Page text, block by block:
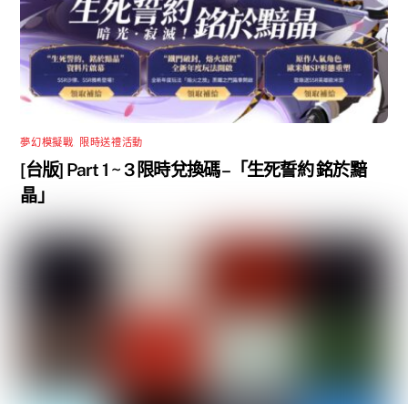
夢幻模擬戰 限時送禮活動
[台版] Part 1 ~ 3 限時兌換碼 –「生死誓約 銘於黯
晶」